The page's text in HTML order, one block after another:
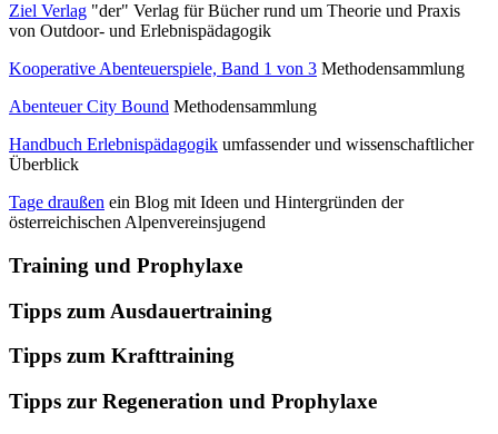
Ziel Verlag "der" Verlag für Bücher rund um Theorie und Praxis
von Outdoor- und Erlebnispädagogik
Kooperative Abenteuerspiele, Band 1 von 3 Methodensammlung
Abenteuer City Bound Methodensammlung
Handbuch Erlebnispädagogik umfassender und wissenschaftlicher
Überblick
Tage draußen ein Blog mit Ideen und Hintergründen der
österreichischen Alpenvereinsjugend
Training und Prophylaxe
Tipps zum Ausdauertraining
Tipps zum Krafttraining
Tipps zur Regeneration und Prophylaxe